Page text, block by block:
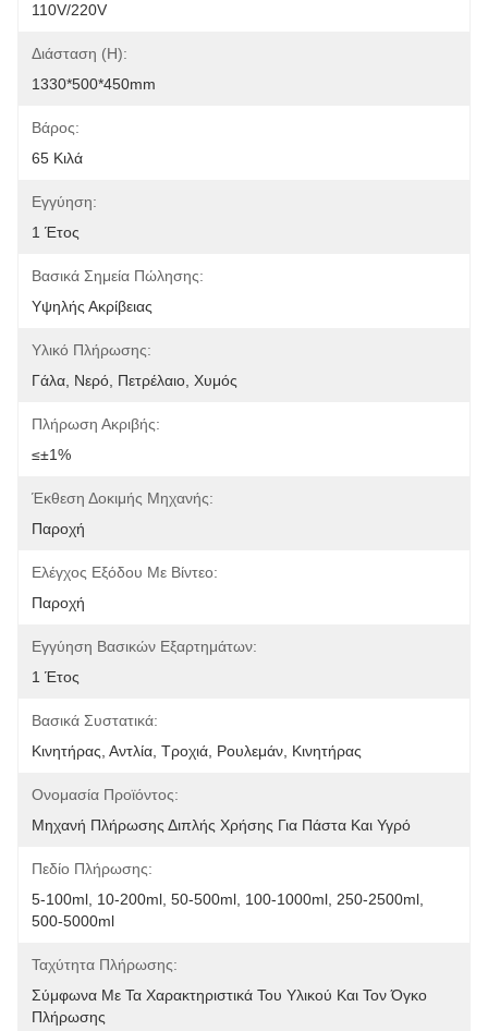
110V/220V
Διάσταση (η):
1330*500*450mm
Βάρος:
65 Κιλά
Εγγύηση:
1 Έτος
Βασικά Σημεία Πώλησης:
Υψηλής Ακρίβειας
Υλικό Πλήρωσης:
Γάλα, Νερό, Πετρέλαιο, Χυμός
Πλήρωση Ακριβής:
≤±1%
Έκθεση Δοκιμής Μηχανής:
Παροχή
Ελέγχος Εξόδου Με Βίντεο:
Παροχή
Εγγύηση Βασικών Εξαρτημάτων:
1 Έτος
Βασικά Συστατικά:
Κινητήρας, Αντλία, Τροχιά, Ρουλεμάν, Κινητήρας
Ονομασία Προϊόντος:
Μηχανή Πλήρωσης Διπλής Χρήσης Για Πάστα Και Υγρό
Πεδίο Πλήρωσης:
5-100ml, 10-200ml, 50-500ml, 100-1000ml, 250-2500ml,
500-5000ml
Ταχύτητα Πλήρωσης:
Σύμφωνα Με Τα Χαρακτηριστικά Του Υλικού Και Τον Όγκο
Πλήρωσης